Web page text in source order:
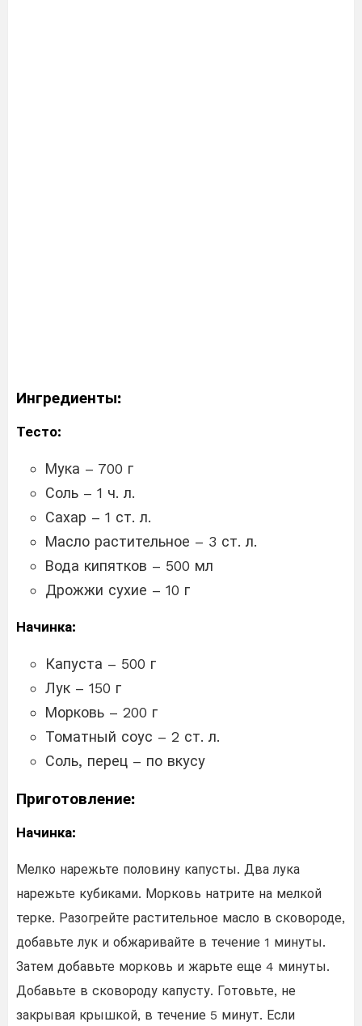
Ингредиенты:
Тесто:
Мука – 700 г
Соль – 1 ч. л.
Сахар – 1 ст. л.
Масло растительное – 3 ст. л.
Вода кипятков – 500 мл
Дрожжи сухие – 10 г
Начинка:
Капуста – 500 г
Лук – 150 г
Морковь – 200 г
Томатный соус – 2 ст. л.
Соль, перец – по вкусу
Приготовление:
Начинка:
Мелко нарежьте половину капусты. Два лука
нарежьте кубиками. Морковь натрите на мелкой
терке. Разогрейте растительное масло в сковороде,
добавьте лук и обжаривайте в течение 1 минуты.
Затем добавьте морковь и жарьте еще 4 минуты.
Добавьте в сковороду капусту. Готовьте, не
закрывая крышкой, в течение 5 минут. Если